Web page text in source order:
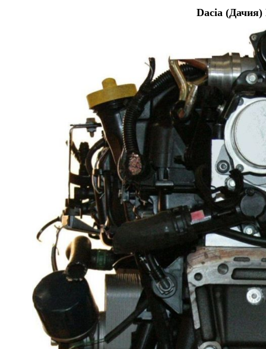
Dacia (Дачия)